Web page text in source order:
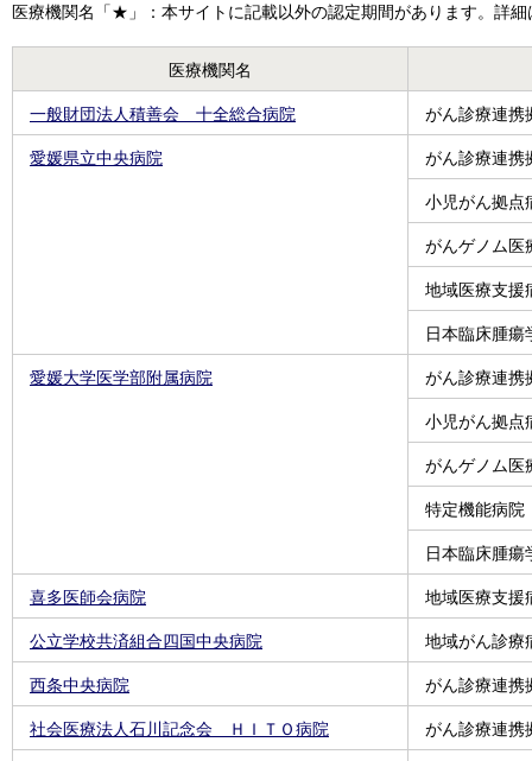
医療機関名「★」：本サイトに記載以外の認定期間があります。詳
医療機関名
一般財団法人積善会 十全総合病院 がん診療連携
愛媛県立中央病院 がん診療連携
小児がん拠点
がんゲノム医
地域医療支援
日本臨床腫瘍
愛媛大学医学部附属病院 がん診療連携
小児がん拠点
がんゲノム医
特定機能病院
日本臨床腫瘍
喜多医師会病院 地域医療支援
公立学校共済組合四国中央病院 地域がん診療
西条中央病院 がん診療連携
社会医療法人石川記念会 ＨＩＴＯ病院 がん診療連携